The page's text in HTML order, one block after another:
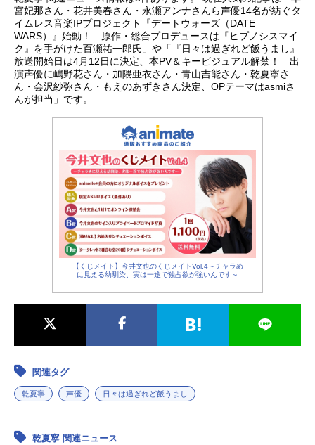
夏寧星なな：会沢紗弥モコ太郎：も
えのあずきスタッフ原作：teamapa
監督：川面真也 春水融キャラクタ
ー＆ストーリー原案・漫画ネーム制
作：あっとキャラクターデザイン・
総作画監督：満田一シリーズ構成：
督：東潤一美術設定：藤井祐太色彩
設計：加口大朗３D監督：市川元成２
Dworks：村上瞭撮影：佐藤陽一朗オ
フライン...
宮妃那さん・花井美春さん・永瀬アンナさんら声優14名が紡ぐタ
イムレス音楽IPプロジェクト『デートウォーズ（DATE
WARS）』始動！ 原作・総合プロデュースは『ヒプノシスマイ
ク』を手がけた百瀬祐一郎氏」や「『日々は過ぎれど飯うまし』
放送開始日は4月12日に決定、本PV＆キービジュアル解禁！ 出
演声優に嶋野花さん・加隈亜衣さん・青山吉能さん・乾夏寧さ
ん・会沢紗弥さん・もえのあずきさん決定、OPテーマはasmiさ
んが担当」です。
【くじメイト】今井文也のくじメイトVol.4～チャラめ
に見える幼馴染、実は一途で独占欲が強いんです～
関連タグ
乾夏寧 声優 日々は過ぎれど飯うまし
乾夏寧 関連ニュース